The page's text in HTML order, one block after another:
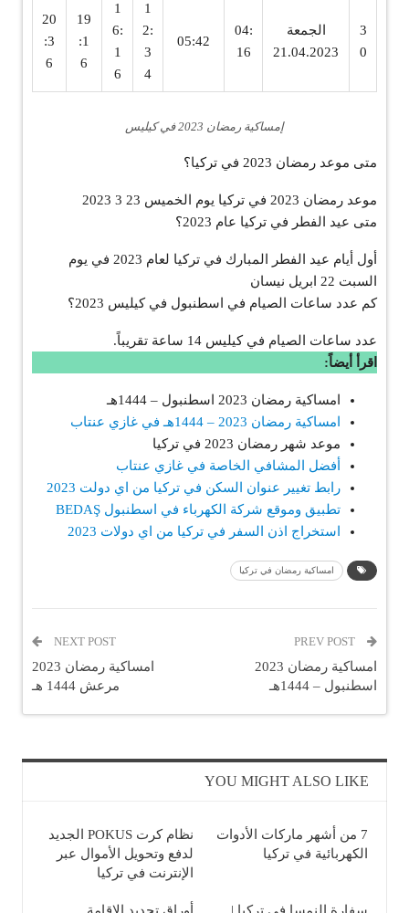
3
0
الجمعة
21.04.2023
04:
16
05:42
1
2:
3
4
1
6:
1
6
19
:1
6
20
:3
6
إمساكية رمضان 2023 في كيليس
متى موعد رمضان 2023 في تركيا؟
موعد رمضان 2023 في تركيا يوم الخميس 23 3 2023
متى عيد الفطر في تركيا عام 2023؟
أول أيام عيد الفطر المبارك في تركيا لعام 2023 في يوم
السبت 22 ابريل نيسان
كم عدد ساعات الصيام في اسطنبول في كيليس 2023؟
عدد ساعات الصيام في كيليس 14 ساعة تقريباً.
اقرأ أيضاً:
امساكية رمضان 2023 اسطنبول – 1444هـ
امساكية رمضان 2023 – 1444هـ في غازي عنتاب
موعد شهر رمضان 2023 في تركيا
أفضل المشافي الخاصة في غازي عنتاب
رابط تغيير عنوان السكن في تركيا من اي دولت 2023
تطبيق وموقع شركة الكهرباء في اسطنبول BEDAŞ
استخراج اذن السفر في تركيا من اي دولات 2023
امساكية رمضان في تركيا
امساكية رمضان 2023
اسطنبول – 1444هـ
NEXT POST
امساكية رمضان 2023
مرعش 1444 هـ
YOU MIGHT ALSO LIKE
7 من أشهر ماركات الأدوات
الكهربائية في تركيا
نظام كرت POKUS الجديد
لدفع وتحويل الأموال عبر
الإنترنت في تركيا